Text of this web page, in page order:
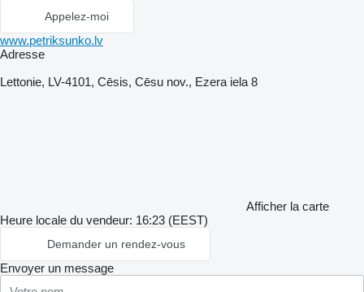
Appelez-moi
www.petriksunko.lv
Adresse
Lettonie, LV-4101, Cēsis, Cēsu nov., Ezera iela 8
Afficher la carte
Heure locale du vendeur: 16:23 (EEST)
Demander un rendez-vous
Envoyer un message